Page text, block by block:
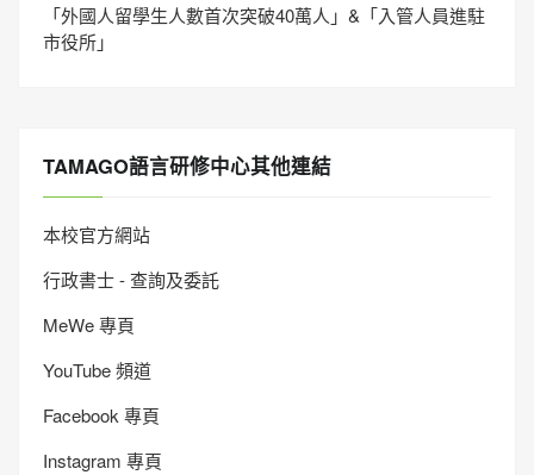
「外國人留學生人數首次突破40萬人」&「入管人員進駐
市役所」
TAMAGO語言研修中心其他連結
本校官方網站
行政書士 - 查詢及委託
MeWe 專頁
YouTube 頻道
Facebook 專頁
Instagram 專頁